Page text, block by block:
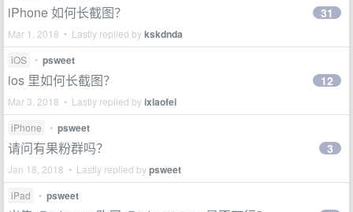
iPhone 如何长截图？
Mar 1, 2018 • Lastly replied bykskdnda
31
iOS • psweet
ios 里如何长截图？
Mar 3, 2018 • Lastly replied byixiaofei
12
iPhone • psweet
请问有果粉群吗？
Jan 18, 2018 • Lastly replied bypsweet
3
iPad • psweet